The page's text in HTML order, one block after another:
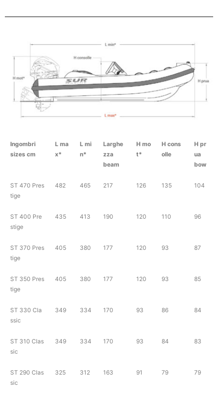
Ingombri
sizes cm
L ma
x*
L mi
n*
Larghe
zza
beam
H mo
t*
H cons
olle
H pr
ua
bow
ST 470 Pres
tige
482 465 217 126 135 104
ST 400 Pre
stige
435 413 190 120 110 96
ST 370 Pres
tige
405 380 177 120 93 87
ST 350 Pres
tige
405 380 177 120 93 85
ST 330 Cla
ssic
349 334 170 93 86 84
ST 310 Clas
sic
349 334 170 93 84 83
ST 290 Clas
sic
325 312 163 91 79 79